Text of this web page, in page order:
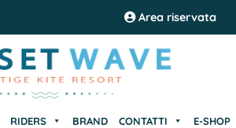
Area riservata
RIDERS BRAND CONTATTI E-SHOP